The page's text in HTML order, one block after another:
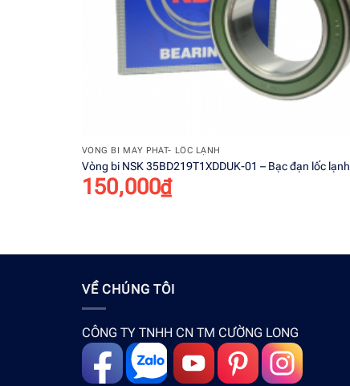
VÒNG BI MÁY PHÁT- LỐC LẠNH
Vòng bi NSK 35BD219T1XDDUK-01 – Bạc đạn lốc lạnh
150,000₫
VỀ CHÚNG TÔI
CÔNG TY TNHH CN TM CƯỜNG LONG